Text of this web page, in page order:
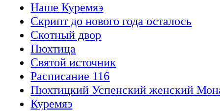
Наше Куремяэ
Скрипт до нового года осталось
Cкотный двор
Пюхтица
Святой источник
Расписание 116
Пюхтицкий Успенский женский
Куремяэ